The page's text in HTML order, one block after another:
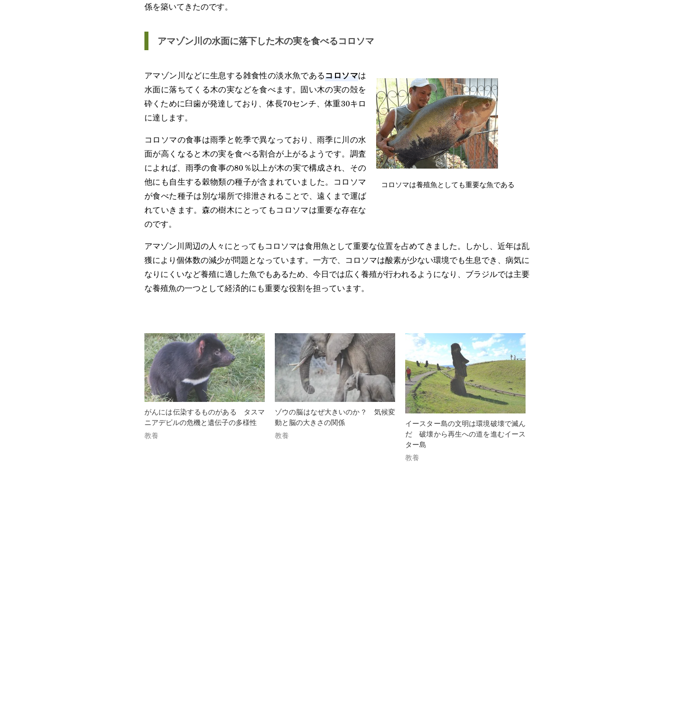
係を築いてきたのです。
アマゾン川の水面に落下した木の実を食べるコロソマ
コロソマは養殖魚としても重要な魚である
アマゾン川などに生息する雑食性の淡水魚であるコロソマは
水面に落ちてくる木の実などを食べます。固い木の実の殻を
砕くために臼歯が発達しており、体長70センチ、体重30キロ
に達します。
コロソマの食事は雨季と乾季で異なっており、雨季に川の水
面が高くなると木の実を食べる割合が上がるようです。調査
によれば、雨季の食事の80％以上が木の実で構成され、その
他にも自生する穀物類の種子が含まれていました。コロソマ
が食べた種子は別な場所で排泄されることで、遠くまで運ば
れていきます。森の樹木にとってもコロソマは重要な存在な
のです。
アマゾン川周辺の人々にとってもコロソマは食用魚として重要な位置を占めてきました。しかし、近年は乱
獲により個体数の減少が問題となっています。一方で、コロソマは酸素が少ない環境でも生息でき、病気に
なりにくいなど養殖に適した魚でもあるため、今日では広く養殖が行われるようになり、ブラジルでは主要
な養殖魚の一つとして経済的にも重要な役割を担っています。
がんには伝染するものがある タスマ
ニアデビルの危機と遺伝子の多様性
教養
ゾウの脳はなぜ大きいのか？ 気候変
動と脳の大きさの関係
教養
イースター島の文明は環境破壊で滅ん
だ 破壊から再生への道を進むイース
ター島
教養